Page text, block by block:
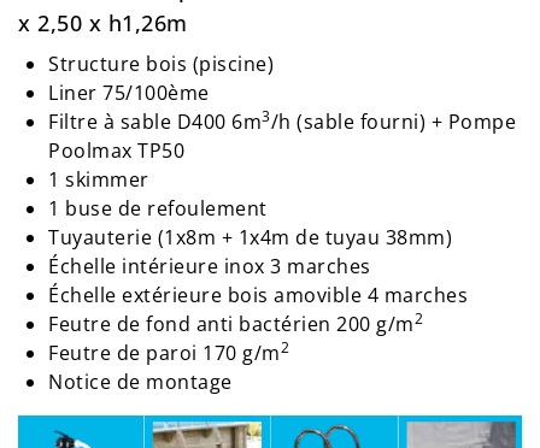
x 2,50 x h1,26m
Structure bois (piscine)
Liner 75/100ème
Filtre à sable D400 6m3/h (sable fourni) + Pompe
Poolmax TP50
1 skimmer
1 buse de refoulement
Tuyauterie (1x8m + 1x4m de tuyau 38mm)
Échelle intérieure inox 3 marches
Échelle extérieure bois amovible 4 marches
Feutre de fond anti bactérien 200 g/m2
Feutre de paroi 170 g/m2
Notice de montage